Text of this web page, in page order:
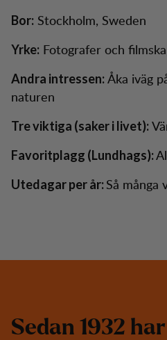
Bor: Stockholm, Sweden
Yrke: Fotografer och
Andra intressen:Åka iväg
naturen
Tre viktiga (saker i livet):
Favoritplagg (Lundhags):
Utedagar per år:Så många
Sedan 1932 har